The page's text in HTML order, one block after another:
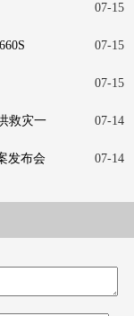
07-15
07-15
07-15
救灾一
07-14
发布会
07-14